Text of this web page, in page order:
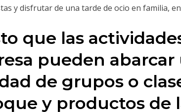
y disfrutar de una tarde de ocio en familia,
que las
pueden abarcar
de grupos o
y productos de